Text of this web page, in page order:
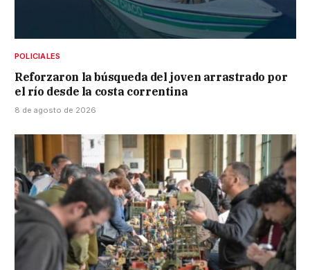
POLICIALES
Reforzaron la búsqueda del joven arrastrado por
el río desde la costa correntina
8 de agosto de 2026